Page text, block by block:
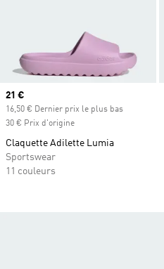
Prix actuel
21 €
16,50 € Dernier prix le plus bas
30 € Prix d'origine
Claquette Adilette Lumia
Sportswear
11 couleurs